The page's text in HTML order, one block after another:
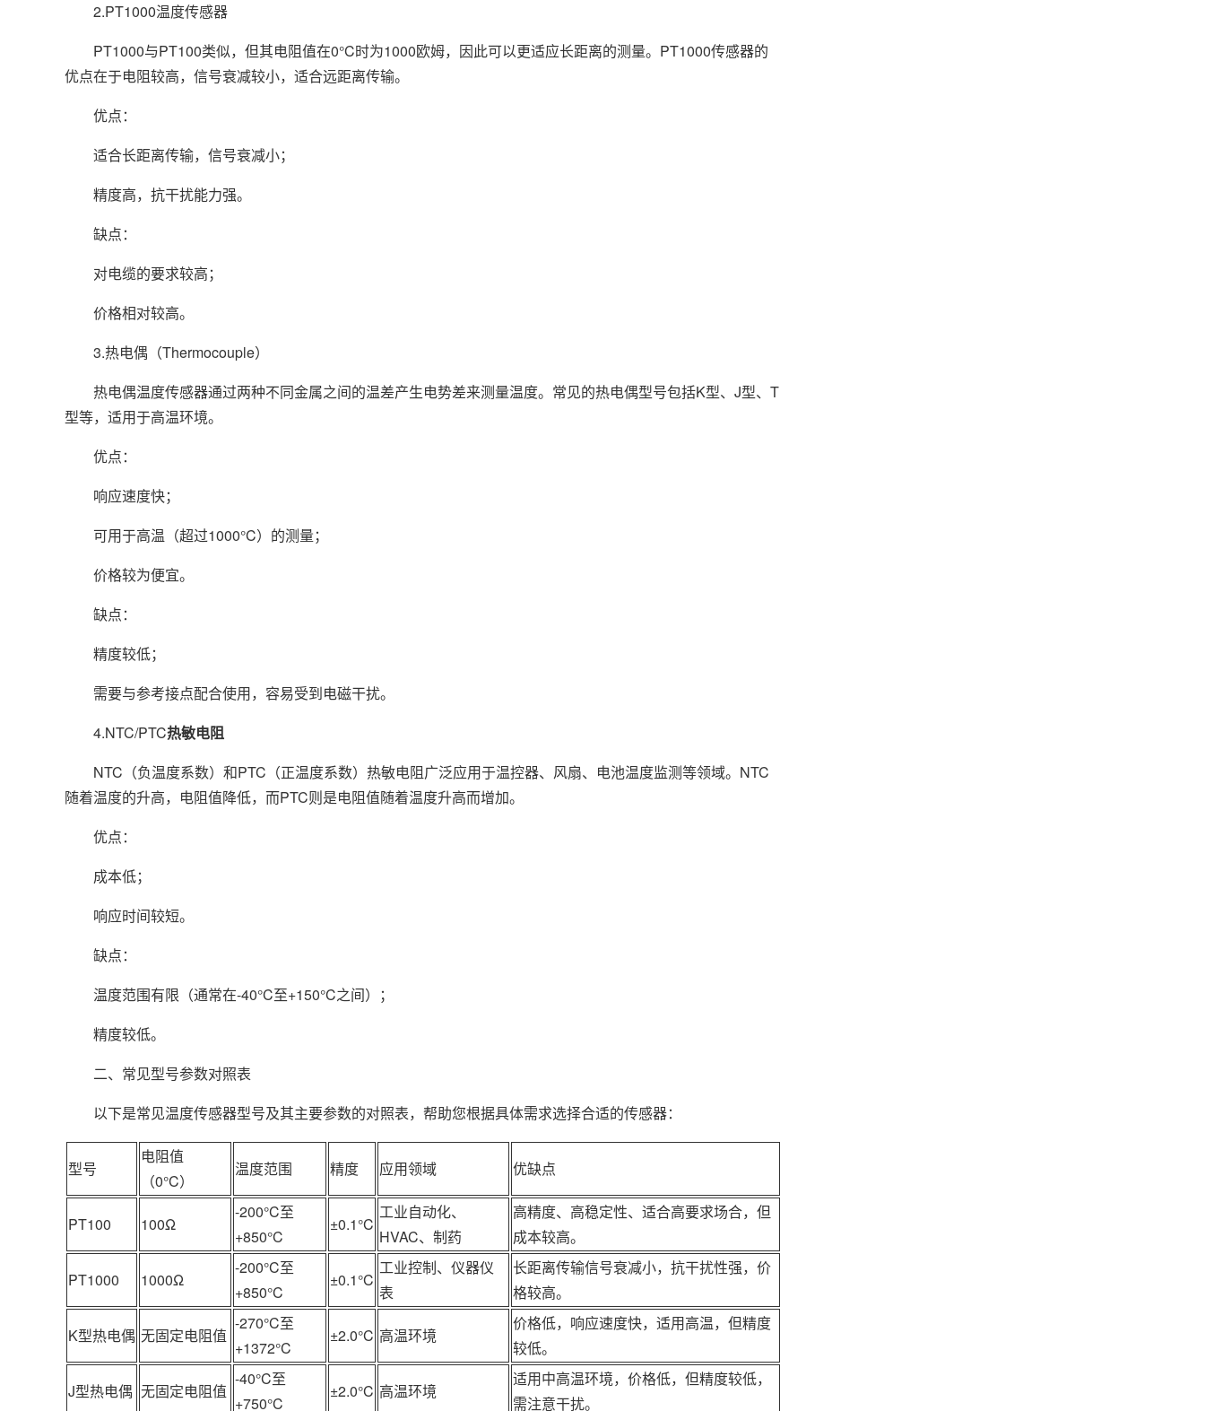
2.PT1000温度传感器
PT1000与PT100类似，但其电阻值在0°C时为1000欧姆，因此可以更适应长距离的测量。PT1000传感器的
优点在于电阻较高，信号衰减较小，适合远距离传输。
优点：
适合长距离传输，信号衰减小；
精度高，抗干扰能力强。
缺点：
对电缆的要求较高；
价格相对较高。
3.热电偶（Thermocouple）
热电偶温度传感器通过两种不同金属之间的温差产生电势差来测量温度。常见的热电偶型号包括K型、J型、T
型等，适用于高温环境。
优点：
响应速度快；
可用于高温（超过1000°C）的测量；
价格较为便宜。
缺点：
精度较低；
需要与参考接点配合使用，容易受到电磁干扰。
4.NTC/PTC热敏电阻
NTC（负温度系数）和PTC（正温度系数）热敏电阻广泛应用于温控器、风扇、电池温度监测等领域。NTC
随着温度的升高，电阻值降低，而PTC则是电阻值随着温度升高而增加。
优点：
成本低；
响应时间较短。
缺点：
温度范围有限（通常在-40°C至+150°C之间）；
精度较低。
二、常见型号参数对照表
以下是常见温度传感器型号及其主要参数的对照表，帮助您根据具体需求选择合适的传感器：
型号
电阻值
（0°C）
温度范围 精度 应用领域 优缺点
PT100 100Ω
-200°C至
+850°C
±0.1°C
工业自动化、
HVAC、制药
高精度、高稳定性、适合高要求场合，但
成本较高。
PT1000 1000Ω
-200°C至
+850°C
±0.1°C
工业控制、仪器仪
表
长距离传输信号衰减小，抗干扰性强，价
格较高。
K型热电偶 无固定电阻值
-270°C至
+1372°C
±2.0°C 高温环境
价格低，响应速度快，适用高温，但精度
较低。
J型热电偶 无固定电阻值
-40°C至
+750°C
±2.0°C 高温环境
适用中高温环境，价格低，但精度较低，
需注意干扰。